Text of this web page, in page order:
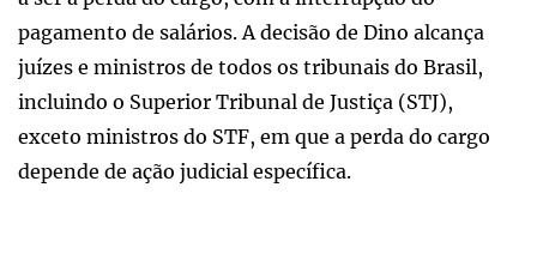
pagamento de salários. A decisão de Dino alcança
juízes e ministros de todos os tribunais do Brasil,
incluindo o Superior Tribunal de Justiça (STJ),
exceto ministros do STF, em que a perda do cargo
depende de ação judicial específica.